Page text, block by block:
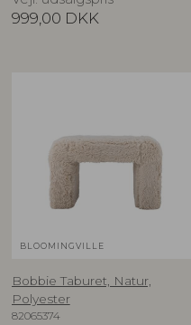
999,00 DKK
BLOOMINGVILLE
Bobbie Taburet, Natur,
Polyester
82065374